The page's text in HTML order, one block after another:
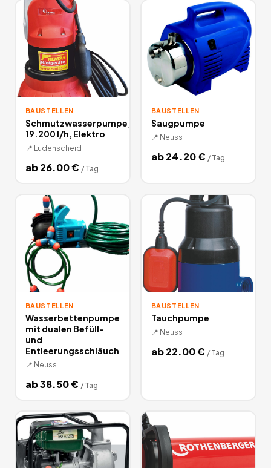
BAUSTELLEN
Schmutzwasserpumpe,
19.200 l/h, Elektro
📍 Lüdenscheid
ab26.00€ / Tag
BAUSTELLEN
Saugpumpe
📍 Neuss
ab24.20€ / Tag
BAUSTELLEN
Wasserbettenpumpe
mit dualen Befüll-
und
Entleerungsschläuch
📍 Neuss
ab38.50€ / Tag
BAUSTELLEN
Tauchpumpe
📍 Neuss
ab22.00€ / Tag